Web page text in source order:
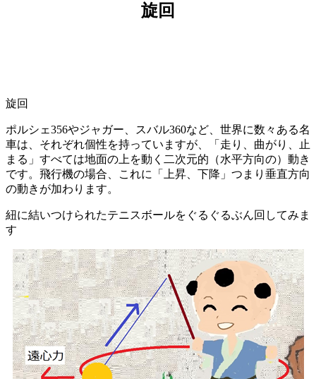
旋回
旋回
ポルシェ356やジャガー、スバル360など、世界に数々ある名
車は、それぞれ個性を持っていますが、「走り、曲がり、止
まる」すべては地面の上を動く二次元的（水平方向の）動き
です。飛行機の場合、これに「上昇、下降」つまり垂直方向
の動きが加わります。
紐に結いつけられたテニスボールをぐるぐるぶん回してみま
す